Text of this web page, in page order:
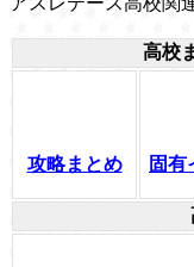
高校
攻略まとめ 固有